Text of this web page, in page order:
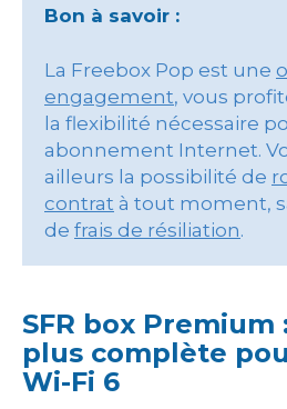
Bon à savoir :
La Freebox Pop est une
engagement, vous
la flexibilité nécessaire
abonnement Internet.
ailleurs la possibilité de
contrat à tout moment,
de frais de résiliation.
SFR box Premium
plus complète
Wi-Fi 6